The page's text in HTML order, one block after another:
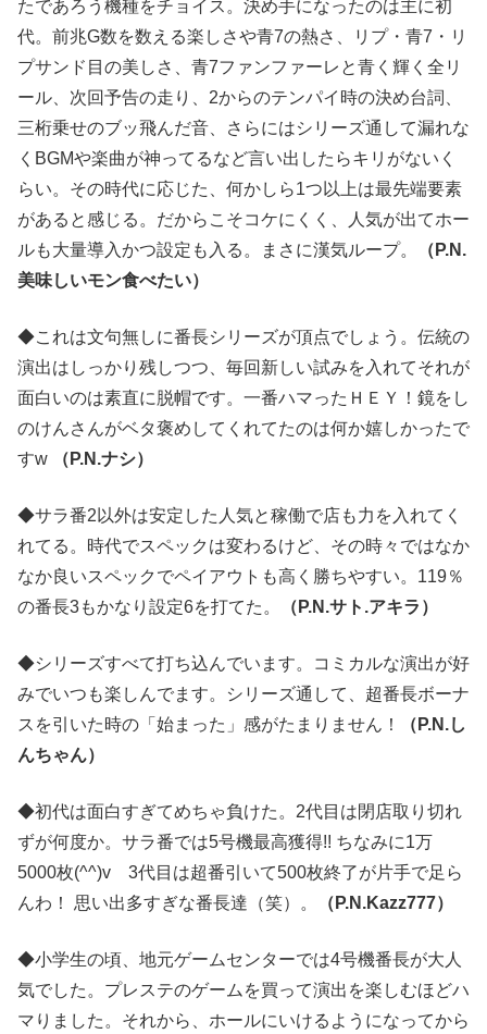
たであろう機種をチョイス。決め手になったのは主に初
代。前兆G数を数える楽しさや青7の熱さ、リプ・青7・リ
プサンド目の美しさ、青7ファンファーレと青く輝く全リ
ール、次回予告の走り、2からのテンパイ時の決め台詞、
三桁乗せのブッ飛んだ音、さらにはシリーズ通して漏れな
くBGMや楽曲が神ってるなど言い出したらキリがないく
らい。その時代に応じた、何かしら1つ以上は最先端要素
があると感じる。だからこそコケにくく、人気が出てホー
ルも大量導入かつ設定も入る。まさに漢気ループ。
（P.N.
美味しいモン食べたい）
◆これは文句無しに番長シリーズが頂点でしょう。伝統の
演出はしっかり残しつつ、毎回新しい試みを入れてそれが
面白いのは素直に脱帽です。一番ハマったＨＥＹ！鏡をし
のけんさんがベタ褒めしてくれてたのは何か嬉しかったで
すw
（P.N.ナシ）
◆サラ番2以外は安定した人気と稼働で店も力を入れてく
れてる。時代でスペックは変わるけど、その時々ではなか
なか良いスペックでペイアウトも高く勝ちやすい。119％
の番長3もかなり設定6を打てた。
（P.N.サト.アキラ）
◆シリーズすべて打ち込んでいます。コミカルな演出が好
みでいつも楽しんでます。シリーズ通して、超番長ボーナ
スを引いた時の「始まった」感がたまりません！
（P.N.し
んちゃん）
◆初代は面白すぎてめちゃ負けた。2代目は閉店取り切れ
ずが何度か。サラ番では5号機最高獲得!! ちなみに1万
5000枚(^^)v 3代目は超番引いて500枚終了が片手で足ら
んわ！ 思い出多すぎな番長達（笑）。
（P.N.Kazz777）
◆小学生の頃、地元ゲームセンターでは4号機番長が大人
気でした。プレステのゲームを買って演出を楽しむほどハ
マりました。それから、ホールにいけるようになってから